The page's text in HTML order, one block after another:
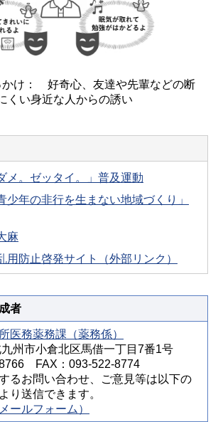
かけ： 好奇心、友達や先輩などの断
くい身近な人からの誘い
メ。ゼッタイ。」普及運動
少年の非行を生まない地域づくり」
麻
用防止啓発サイト（外部リンク）
者
医務薬務課（薬務係）
州市小倉北区馬借一丁目7番1号
FAX：093-522-8774
るお問い合わせ、ご意見等は以下の
り送信できます。
ールフォーム）